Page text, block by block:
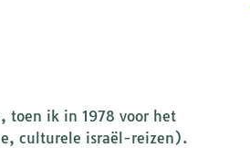
toen ik in 1978 voor het
culturele israël-reizen).